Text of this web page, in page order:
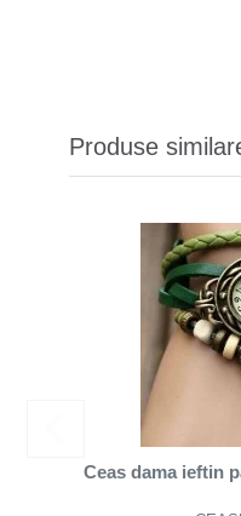
Produse
Ceas dama ieftin